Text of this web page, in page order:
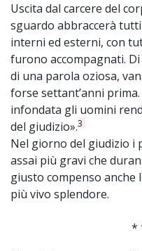
Uscita dal carcere del
sguardo abbraccerà
interni ed esterni, con
furono accompagnati.
di una parola oziosa,
forse settant’anni
infondata gli uomini
del giudizio».3
Nel giorno del giudizio i
assai più gravi che
giusto compenso
più vivo splendore.
*